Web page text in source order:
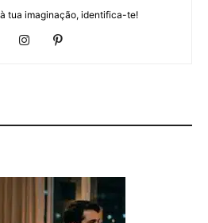
tua imaginação, identifica-te!